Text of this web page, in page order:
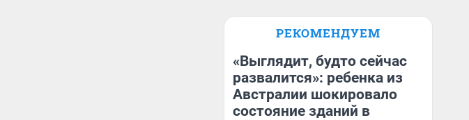
РЕКОМЕНДУЕМ
«Выглядит, будто сейчас
развалится»: ребенка из
Австралии шокировало
состояние зданий в